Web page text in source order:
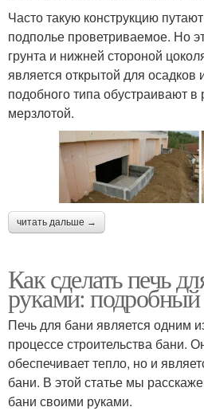
Часто такую конструкцию
подполье проветриваемое. Но
грунта и нижней стороной
является открытой для осадков
подобного типа обустраивают в
мерзлотой.
читать дальше →
Как сделать печь
руками:
Печь для бани является одним
процессе строительства бани.
обеспечивает тепло, но и
бани. В этой статье мы
бани своими руками.